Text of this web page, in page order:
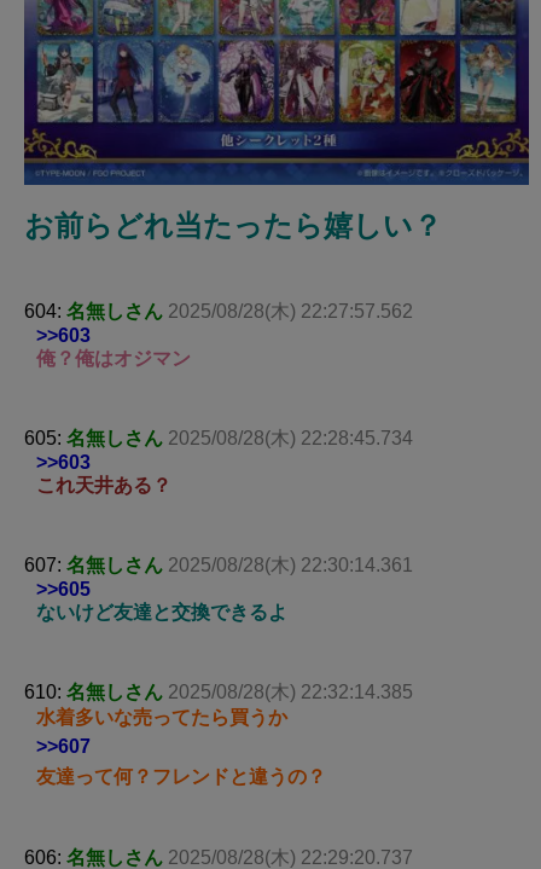
お前らどれ当たったら嬉しい？
604: 名無しさん 2025/08/28(木) 22:27:57.562
>>603
俺？俺はオジマン
605: 名無しさん 2025/08/28(木) 22:28:45.734
>>603
これ天井ある？
607: 名無しさん 2025/08/28(木) 22:30:14.361
>>605
ないけど友達と交換できるよ
610: 名無しさん 2025/08/28(木) 22:32:14.385
水着多いな売ってたら買うか
>>607
友達って何？フレンドと違うの？
606: 名無しさん 2025/08/28(木) 22:29:20.737